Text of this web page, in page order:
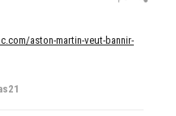
aston-martin-veut-bannir-